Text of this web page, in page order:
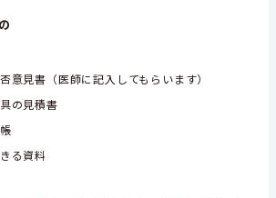
意見書（医師に記入してもらいます）
の見積書
る資料